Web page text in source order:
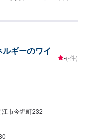
ギーのワイ
-(-件)
市今堀町232